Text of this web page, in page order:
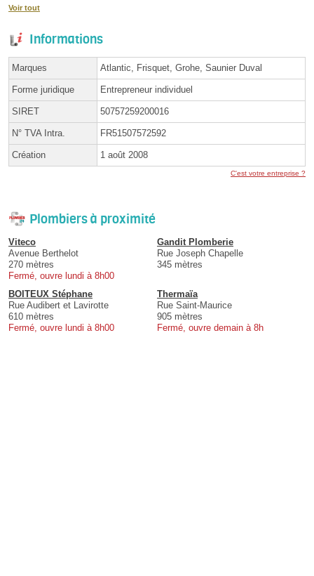
Voir tout
Informations
Marques Atlantic, Frisquet, Grohe, Saunier Duval
Forme juridique Entrepreneur individuel
SIRET 50757259200016
N° TVA Intra. FR51507572592
Création 1 août 2008
C'est votre entreprise ?
Plombiers à proximité
Viteco
Avenue Berthelot
270 mètres
Fermé, ouvre lundi à 8h00
Gandit Plomberie
Rue Joseph Chapelle
345 mètres
BOITEUX Stéphane
Rue Audibert et Lavirotte
610 mètres
Fermé, ouvre lundi à 8h00
Thermaïa
Rue Saint-Maurice
905 mètres
Fermé, ouvre demain à 8h